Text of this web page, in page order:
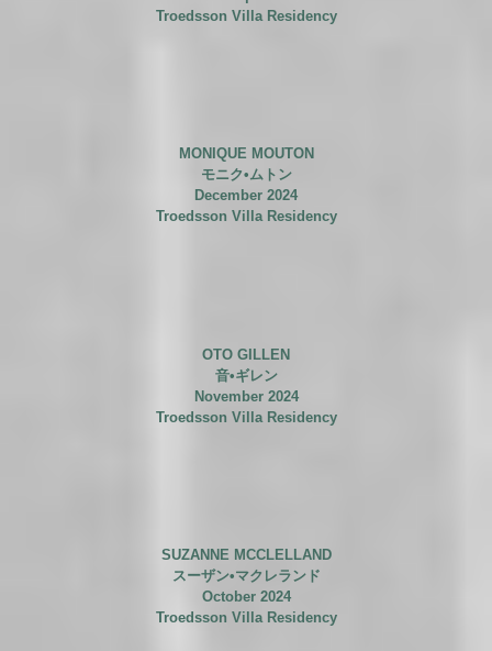
Troedsson Villa Residency
MONIQUE MOUTON
モニク•ムトン
December 2024
Troedsson Villa Residency
OTO GILLEN
音•ギレン
November 2024
Troedsson Villa Residency
SUZANNE MCCLELLAND
スーザン•マクレランド
October 2024
Troedsson Villa Residency